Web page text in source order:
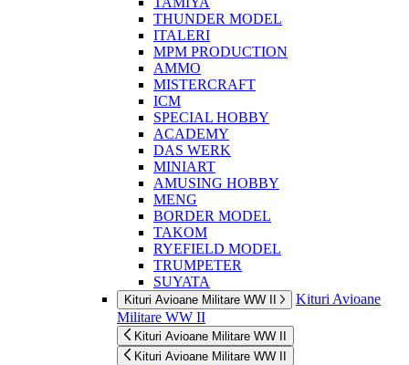
THUNDER MODEL
ITALERI
MPM PRODUCTION
AMMO
MISTERCRAFT
ICM
SPECIAL HOBBY
ACADEMY
DAS WERK
MINIART
AMUSING HOBBY
MENG
BORDER MODEL
TAKOM
RYEFIELD MODEL
TRUMPETER
SUYATA
Kituri Avioane Militare WW II
Kituri Avioane
Militare WW II
Kituri Avioane Militare WW II
Kituri Avioane Militare WW II